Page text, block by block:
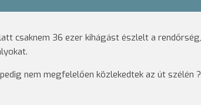
csaknem 36 ezer kihágást észlelt a
nem megfelelően közlekedtek az út szélén